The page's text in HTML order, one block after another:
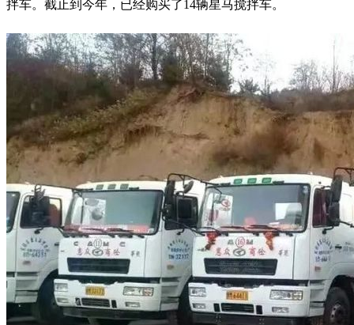
拌车。截止到今年，已经购买了14辆星马搅拌车。